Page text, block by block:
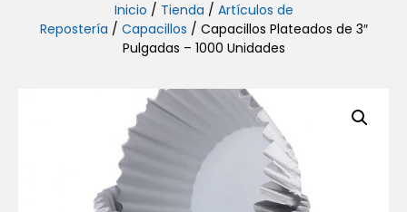
Inicio / Tienda / Artículos de
Repostería / Capacillos / Capacillos Plateados de 3″
Pulgadas – 1000 Unidades